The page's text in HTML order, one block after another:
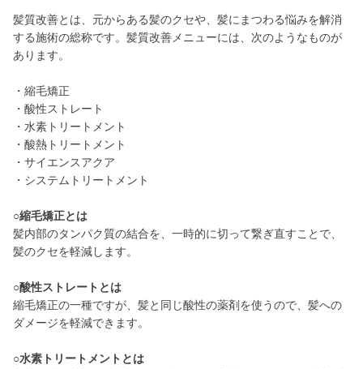
髪質改善とは、元からある髪のクセや、髪にまつわる悩みを解消
する施術の総称です。髪質改善メニューには、次のようなものが
あります。
・縮毛矯正
・酸性ストレート
・水素トリートメント
・酸熱トリートメント
・サイエンスアクア
・システムトリートメント
○縮毛矯正とは
髪内部のタンパク質の結合を、一時的に切って繋ぎ直すことで、
髪のクセを軽減します。
○酸性ストレートとは
縮毛矯正の一種ですが、髪と同じ酸性の薬剤を使うので、髪への
ダメージを軽減できます。
○水素トリートメントとは